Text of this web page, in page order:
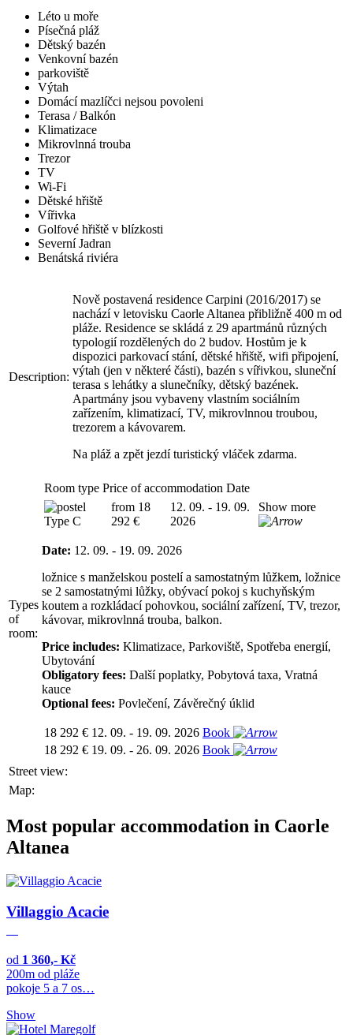
Léto u moře
Písečná pláž
Dětský bazén
Venkovní bazén
parkoviště
Výtah
Domácí mazlíčci nejsou povoleni
Terasa / Balkón
Klimatizace
Mikrovlnná trouba
Trezor
TV
Wi-Fi
Dětské hřiště
Vířivka
Golfové hřiště v blízkosti
Severní Jadran
Benátská riviéra
Description:
Nově postavená residence Carpini (2016/2017) se
nachází v letovisku Caorle Altanea přibližně 400 m od
pláže. Residence se skládá z 29 apartmánů různých
typologií rozdělených do 2 budov. Hostům je k
dispozici parkovací stání, dětské hřiště, wifi připojení,
výtah (jen v některé části), bazén s vířivkou, sluneční
terasa s lehátky a slunečníky, dětský bazének.
Apartmány jsou vybaveny vlastním sociálním
zařízením, klimatizací, TV, mikrovlnnou troubou,
trezorem a kávovarem.
Na pláž a zpět jezdí turistický vláček zdarma.
Types
of
room:
Room type Price of accommodation Date
Type C
from 18
292 €
12. 09. - 19. 09.
2026
Show more
Date: 12. 09. - 19. 09. 2026
ložnice s manželskou postelí a samostatným lůžkem, ložnice
se 2 samostatnými lůžky, obývací pokoj s kuchyňským
koutem a rozkládací pohovkou, sociální zařízení, TV, trezor,
kávovar, mikrovlnná trouba, balkon.
Price includes: Klimatizace, Parkoviště, Spotřeba energií,
Ubytování
Obligatory fees: Další poplatky, Pobytová taxa, Vratná
kauce
Optional fees: Povlečení, Závěrečný úklid
18 292 € 12. 09. - 19. 09. 2026 Book
18 292 € 19. 09. - 26. 09. 2026 Book
Street view:
Map:
Most popular accommodation in Caorle
Altanea
Villaggio Acacie
od 1 360,- Kč
200m od pláže
pokoje 5 a 7 os…
Show